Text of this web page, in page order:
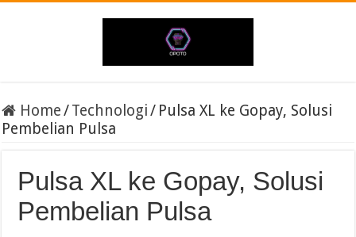
Home/Technologi/ Pulsa XL ke Gopay, Solusi
Pembelian Pulsa
Pulsa XL ke Gopay, Solusi
Pembelian Pulsa